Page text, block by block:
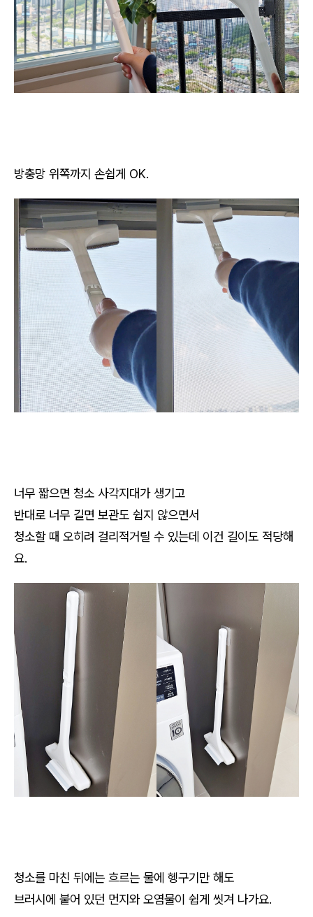
방충망 위쪽까지 손쉽게 OK.
너무 짧으면 청소 사각지대가 생기고
반대로 너무 길면 보관도 쉽지 않으면서
청소할 때 오히려 걸리적거릴 수 있는데 이건 길이도 적당해
요.
청소를 마친 뒤에는 흐르는 물에 헹구기만 해도
브러시에 붙어 있던 먼지와 오염물이 쉽게 씻겨 나가요.